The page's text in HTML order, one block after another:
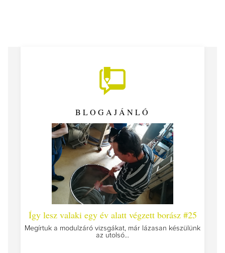
BLOGAJÁNLÓ
Így lesz valaki egy év alatt végzett borász #25
Megírtuk a modulzáró vizsgákat, már lázasan készülünk
az utolsó...